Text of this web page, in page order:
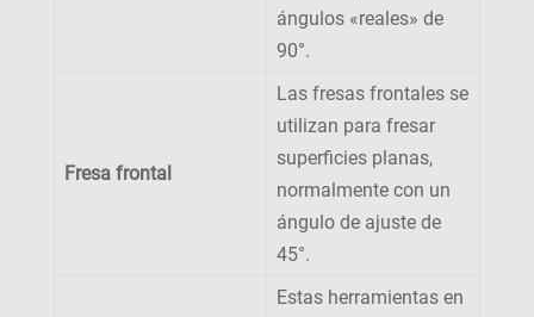
ángulos «reales» de
90°.
Fresa frontal
Las fresas frontales se
utilizan para fresar
superficies planas,
normalmente con un
ángulo de ajuste de
45°.
Estas herramientas en